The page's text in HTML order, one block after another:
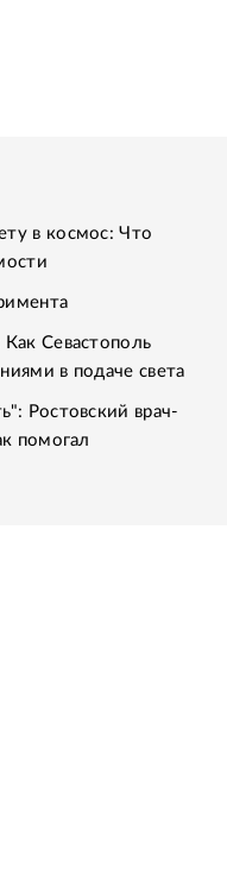
в космос: Что
Севастополь
в подаче света
Ростовский врач-
помогал